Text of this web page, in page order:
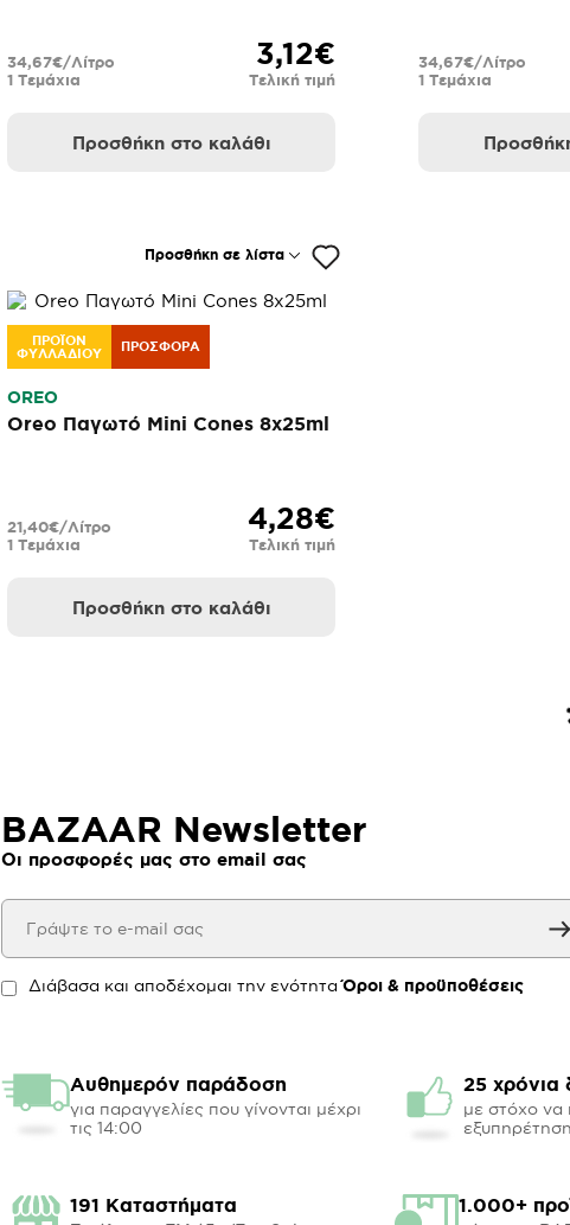
3,12€
Τελική τιμή
1 Τεμάχια
34,67€/Λίτρο
Προσθήκη στο καλάθι
1 Τεμάχια
34,67€/Λίτρο
Προσθήκη σε λίστα
ΠΡΟΪΟΝ
ΦΥΛΛΑΔΙΟΥ
ΠΡΟΣΦΟΡΆ
OREO
Oreo Παγωτό Mini Cones 8x25ml
4,28€
Τελική τιμή
1 Τεμάχια
21,40€/Λίτρο
Προσθήκη στο καλάθι
BAZAAR Newsletter
Οι προσφορές μας στο email σας
Διάβασα και αποδέχομαι την ενότηταΌροι & προϋποθέσεις
Αυθημερόν παράδοση
για παραγγελίες που γίνονται μέχρι
τις 14:00
25 χρόνια
με στόχο
εξυπηρέτηση
191 Καταστήματα 1.000+